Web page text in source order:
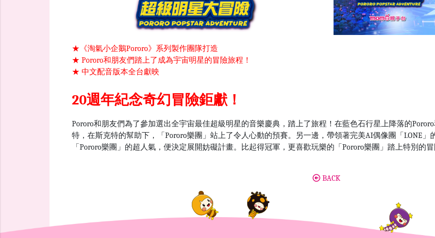
★《淘氣小企鵝Pororo》系列製作團隊打造
★ Pororo和朋友們踏上了成為宇宙明星的冒險旅程！
★ 中文配音版本全台獻映
20週年紀念奇幻冒險鉅獻！
Pororo和朋友們為了參加選出全宇宙最佳超級明星的音樂慶典，踏上了旅程！在藍色石行星上降落的
特，在斯克特的幫助下，「Pororo樂團」站上了令人心動的預賽。另一邊，帶領著完美AI偶像團「 I.ONE 」
「Pororo樂團」的超人氣，便決定展開妨礙計畫。比起得冠軍，更喜歡玩樂的「Pororo樂團」踏上特別的
BACK